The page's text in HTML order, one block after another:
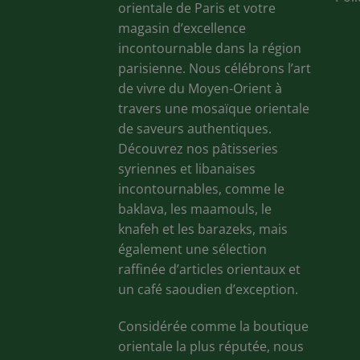
orientale de Paris et votre
magasin d’excellence
incontournable dans la région
parisienne. Nous célébrons l’art
de vivre du Moyen-Orient à
travers une mosaïque orientale
de saveurs authentiques.
Découvrez nos pâtisseries
syriennes et libanaises
incontournables, comme le
baklava, les maamouls, le
knafeh et les barazeks, mais
également une sélection
raffinée d’articles orientaux et
un café saoudien d’exception.
Considérée comme la boutique
orientale la plus réputée, nous